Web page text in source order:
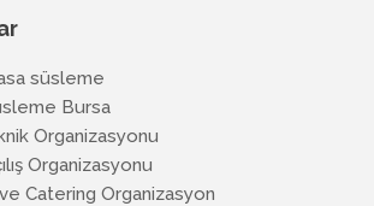
süsleme
Bursa
Organizasyonu
Organizasyonu
Catering Organizasyon